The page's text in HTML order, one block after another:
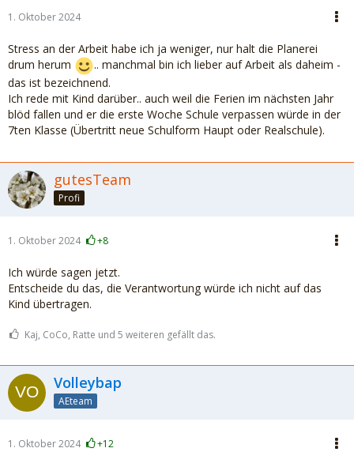
1. Oktober 2024
Stress an der Arbeit habe ich ja weniger, nur halt die Planerei
drum herum
.. manchmal bin ich lieber auf Arbeit als daheim -
das ist bezeichnend.
Ich rede mit Kind darüber.. auch weil die Ferien im nächsten Jahr
blöd fallen und er die erste Woche Schule verpassen würde in der
7ten Klasse (Übertritt neue Schulform Haupt oder Realschule).
gutesTeam
Profi
1. Oktober 2024 +8
Ich würde sagen jetzt.
Entscheide du das, die Verantwortung würde ich nicht auf das
Kind übertragen.
Kaj, CoCo, Ratte und 5 weiteren gefällt das.
Volleybap
AEteam
1. Oktober 2024 +12